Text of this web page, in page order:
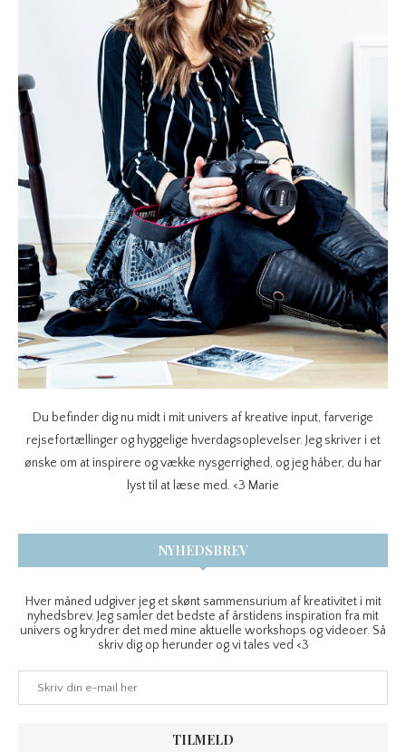
Du befinder dig nu midt i mit univers af kreative input, farverige
rejsefortællinger og hyggelige hverdagsoplevelser. Jeg skriver i et
ønske om at inspirere og vække nysgerrighed, og jeg håber, du har
lyst til at læse med. <3 Marie
NYHEDSBREV
Hver måned udgiver jeg et skønt sammensurium af kreativitet i mit
nyhedsbrev. Jeg samler det bedste af årstidens inspiration fra mit
univers og krydrer det med mine aktuelle workshops og videoer. Så
skriv dig op herunder og vi tales ved <3